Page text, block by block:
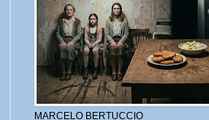
MARCELO BERTUCCIO